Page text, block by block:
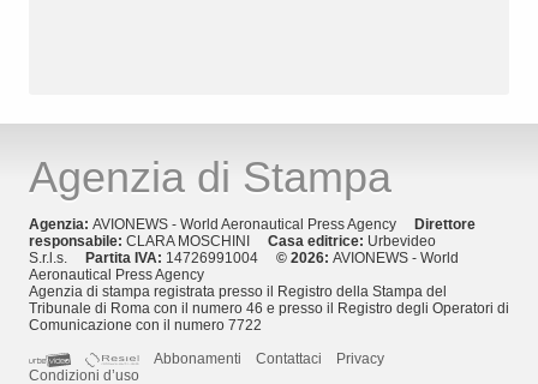
Agenzia di Stampa
Agenzia: AVIONEWS - World Aeronautical Press Agency
Direttore
responsabile: CLARA MOSCHINI Casa editrice: Urbevideo
S.r.l.s.
Partita IVA: 14726991004 © 2026: AVIONEWS - World
Aeronautical Press Agency
Agenzia di stampa registrata presso il Registro della Stampa del
Tribunale di Roma con il numero 46 e presso il Registro degli Operatori di
Comunicazione con il numero 7722
Abbonamenti
Contattaci
Privacy
Condizioni d’uso